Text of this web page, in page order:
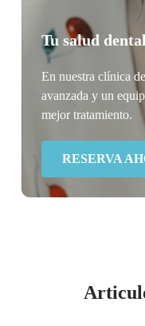
Tu salud
En nuestra clínica
avanzada y un
mejor tratamiento.
RESERVA